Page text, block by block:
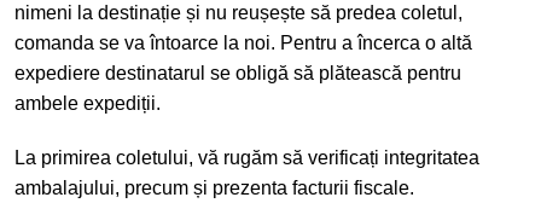
nimeni la destinație și nu reușește să predea coletul,
comanda se va întoarce la noi. Pentru a încerca o altă
expediere destinatarul se obligă să plătească pentru
ambele expediții.
La primirea coletului, vă rugăm să verificați integritatea
ambalajului, precum și prezenta facturii fiscale.